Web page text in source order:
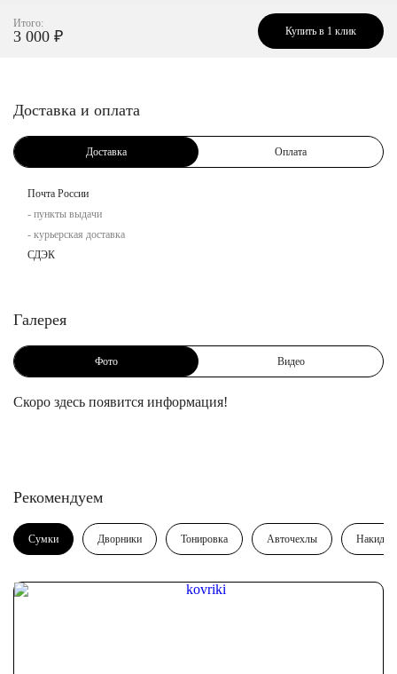
Итого:
3 000 ₽ Купить в 1 клик
Доставка и оплата
Доставка Оплата
Почта России
- пункты выдачи
- курьерская доставка
СДЭК
Галерея
Фото Видео
Скоро здесь появится информация!
Рекомендуем
Сумки Дворники Тонировка Авточехлы Накидки